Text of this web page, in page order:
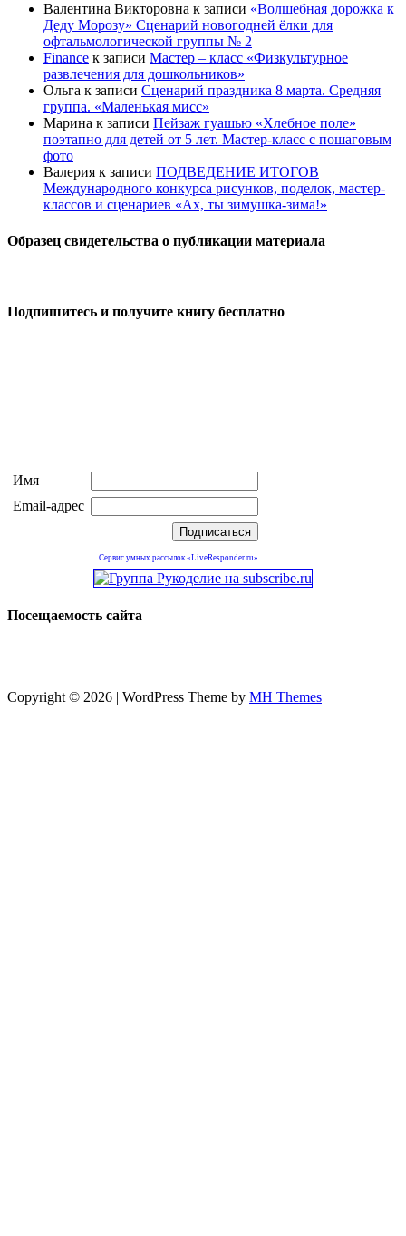
Валентина Викторовна к записи «Волшебная дорожка к
Деду Морозу» Сценарий новогодней ёлки для
офтальмологической группы № 2
Finance к записи Мастер – класс «Физкультурное
развлечения для дошкольников»
Ольга к записи Сценарий праздника 8 марта. Средняя
группа. «Маленькая мисс»
Марина к записи Пейзаж гуашью «Хлебное поле»
поэтапно для детей от 5 лет. Мастер-класс с пошаговым
фото
Валерия к записи ПОДВЕДЕНИЕ ИТОГОВ
Международного конкурса рисунков, поделок, мастер-
классов и сценариев «Ах, ты зимушка-зима!»
Образец свидетельства о публикации материала
Подпишитесь и получите книгу бесплатно
Имя
Email-адрес
Сервис умных рассылок «LiveResponder.ru»
Посещаемость сайта
Copyright © 2026 | WordPress Theme by MH Themes